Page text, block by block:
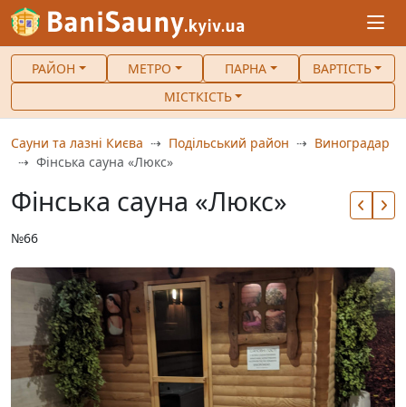
РАЙОН МЕТРО ПАРНА
ВАРТІСТЬ
МІСТКІСТЬ
Сауни та лазні Києва Подільський район
Виноградар
Фінська сауна «Люкс»
Фінська сауна «Люкс»
№66